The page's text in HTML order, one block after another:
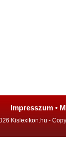
Impresszum •
Kislexikon.hu -